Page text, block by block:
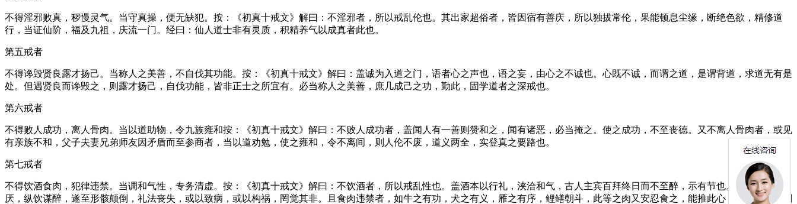
不得淫邪败真，秽慢灵气。当守真操，便无缺犯。按：《初真十戒文》解曰：不淫邪者，所以戒乱伦也。其出家超俗者，皆因宿有善庆，所以独拔常伦，果能顿息尘缘，断绝色欲，精修道
行，当证仙阶，福及九祖，庆流一门。经曰：仙人道士非有灵质，积精养气以成真者此也。
第五戒者
不得谗毁贤良露才扬己。当称人之美善，不自伐其功能。按：《初真十戒文》解曰：盖诚为入道之门，语者心之声也，语之妄，由心之不诚也。心既不诚，而谓之道，是谓背道，求道无有是
处。但遇贤良而谗毁之，则露才扬己，自伐功能，皆非正士之所宜有。必当称人之美善，庶几成己之功，勤此，固学道者之深戒也。
第六戒者
不得败人成功，离人骨肉。当以道助物，令九族雍和按：《初真十戒文》解曰：不败人成功者，盖闻人有一善则赞和之，闻有诸恶，必当掩之。使之成功，不至丧德。又不离人骨肉者，或见
有亲族不和，父子夫妻兄弟师友因矛盾而至参商者，当以道劝勉，使之雍和，令不离间，则人伦不废，道义两全，实登真之要路也。
第七戒者
不得饮酒食肉，犯律违禁。当调和气性，专务清虚。按：《初真十戒文》解曰：不饮酒者，所以戒乱性也。盖酒本以行礼，浃洽和气，古人主宾百拜终日而不至醉，示有节也。后人嗜欲无
厌，纵饮谋醉，遂至形骸颠倒，礼法丧失，或以致病，或以构祸，罔觉其非。且食肉违禁者，如牛之有功，犬之有义，雁之有序，鲤鳝朝斗，此等之肉又安忍食之，能推此心，戒而不食，则